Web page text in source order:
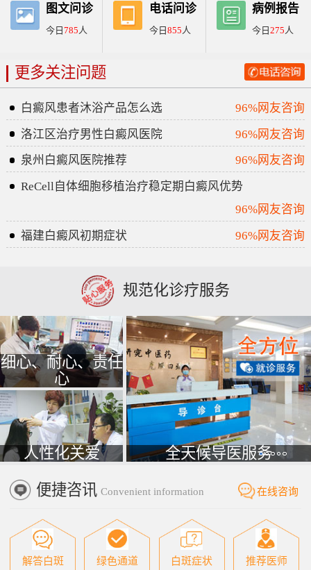
图文问诊
今日785人
电话问诊
今日 855人
病例报告
今日275人
更多关注问题
白癜风患者沐浴产品怎么选
96%网友咨询
洛江区治疗男性白癜风医院
96%网友咨询
泉州白癜风医院推荐
96%网友咨询
ReCell自体细胞移植治疗稳定期白癜风优势
96%网友咨询
福建白癜风初期症状
96%网友咨询
规范化诊疗服务
细心、耐心、责任
心
人性化关爱 全天候导医服务
便捷咨讯 Convenient information 在线咨询
解答白斑 绿色通道 白斑症状 推荐医师